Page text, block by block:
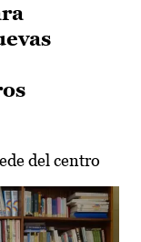
del centro